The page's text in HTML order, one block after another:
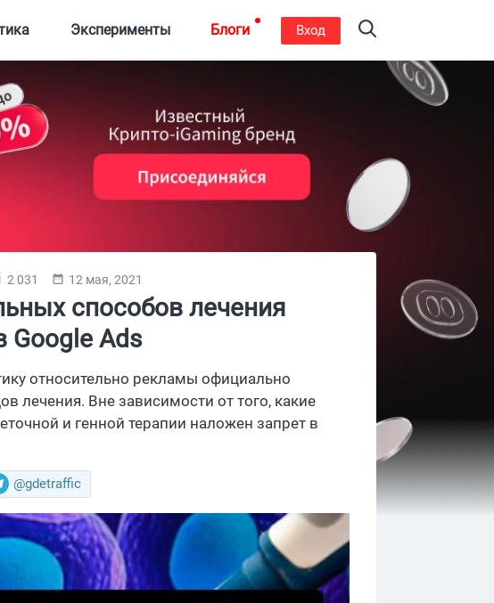
Эксперименты Блоги Вход
2 031 12 мая, 2021
способов лечения
Google Ads
относительно рекламы официально
лечения. Вне зависимости от того, какие
и генной терапии наложен запрет в
@gdetraffic